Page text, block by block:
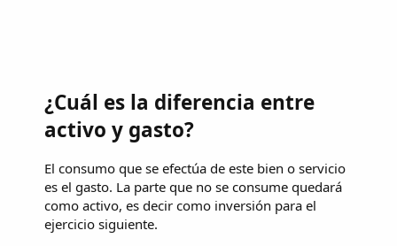
¿Cuál es la diferencia entre
activo y gasto?
El consumo que se efectúa de este bien o servicio
es el gasto. La parte que no se consume quedará
como activo, es decir como inversión para el
ejercicio siguiente.